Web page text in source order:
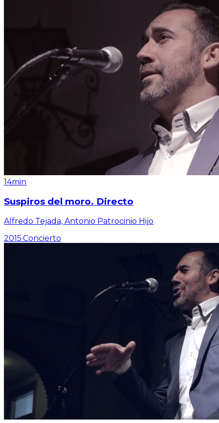
14min
Suspiros del moro. Directo
Alfredo Tejada, Antonio Patrocinio Hijo
2015·Concierto